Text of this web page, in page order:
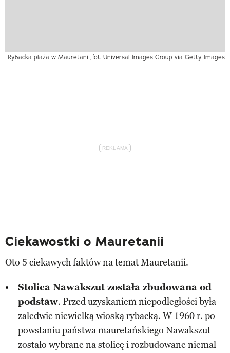
Rybacka plaża w Mauretanii, fot. Universal Images Group via Getty Images
Ciekawostki o Mauretanii
Oto 5 ciekawych faktów na temat Mauretanii.
Stolica Nawakszut została zbudowana od
podstaw. Przed uzyskaniem niepodległości była
zaledwie niewielką wioską rybacką. W 1960 r. po
powstaniu państwa mauretańskiego Nawakszut
zostało wybrane na stolicę i rozbudowane niemal